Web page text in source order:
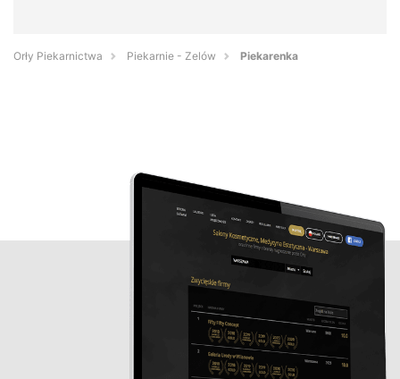
Orły Piekarnictwa Piekarnie - Zelów Piekarenka